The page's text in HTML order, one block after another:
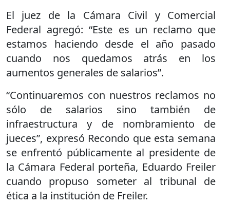
El juez de la Cámara Civil y Comercial
Federal agregó: “Este es un reclamo que
estamos haciendo desde el año pasado
cuando nos quedamos atrás en los
aumentos generales de salarios”.
“Continuaremos con nuestros reclamos no
sólo de salarios sino también de
infraestructura y de nombramiento de
jueces”, expresó Recondo que esta semana
se enfrentó públicamente al presidente de
la Cámara Federal porteña, Eduardo Freiler
cuando propuso someter al tribunal de
ética a la institución de Freiler.